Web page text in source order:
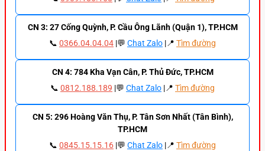
CN 3: 27 Cống Quỳnh, P. Cầu Ông Lãnh (Quận 1), TP.HCM
📞 0366.04.04.04 |💬 Chat Zalo |📍 Tìm đường
CN 4: 784 Kha Vạn Cân, P. Thủ Đức, TP.HCM
📞 0812.188.189 |💬 Chat Zalo |📍 Tìm đường
CN 5: 296 Hoàng Văn Thụ, P. Tân Sơn Nhất (Tân Bình),
TP.HCM
📞 0845.15.15.16 |💬 Chat Zalo |📍 Tìm đường